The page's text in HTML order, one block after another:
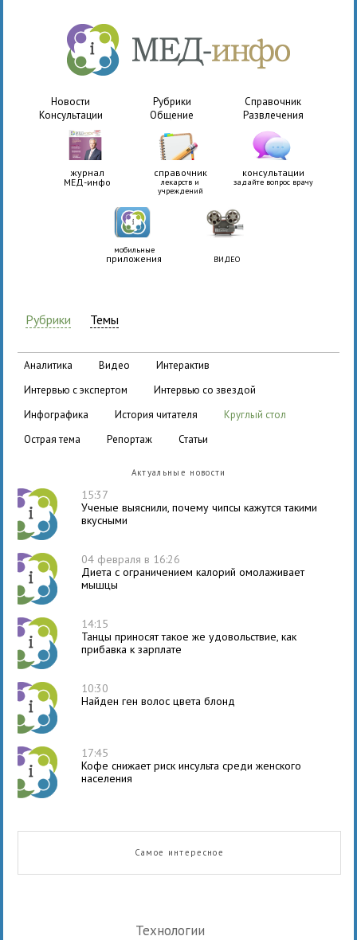
Новости Рубрики
Справочник
Консультации
Общение Развлечения
журнал
МЕД-инфо
справочник
лекарств и
учреждений
консультации
задайте вопрос врачу
мобильные
приложения ВИДЕО
Рубрики Темы
аналитика видео
интерактив
интервью с экспертом
интервью со звездой
инфографика
история читателя
круглый стол
острая тема
репортаж статьи
Актуальные новости
15:37
Ученые выяснили, почему чипсы кажутся такими
вкусными
04 февраля в 16:26
Диета с ограничением калорий омолаживает
мышцы
14:15
Танцы приносят такое же удовольствие, как
прибавка к зарплате
10:30
Найден ген волос цвета блонд
17:45
Кофе снижает риск инсульта среди женского
населения
Самое интересное
Технологии